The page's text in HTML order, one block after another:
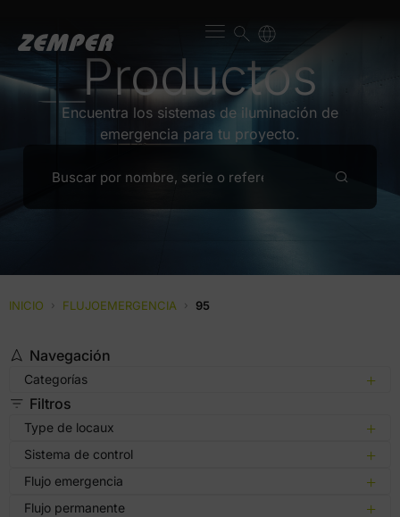
Productos
Encuentra los sistemas de iluminación de
emergencia para tu proyecto.
INICIO › FLUJOEMERGENCIA › 95
Navegación
Categorías
Filtros
Type de locaux
Sistema de control
Flujo emergencia
Flujo permanente